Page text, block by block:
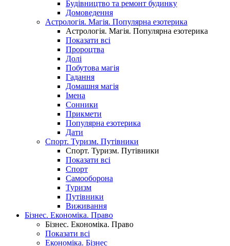
Будівництво та ремонт будинку
Домоведення
Астрологія. Магія. Популярна езотерика
Астрологія. Магія. Популярна езотерика
Показати всі
Пророцтва
Долі
Побутова магія
Гадання
Домашня магія
Імена
Сонники
Прикмети
Популярна езотерика
Дати
Спорт. Туризм. Путівники
Спорт. Туризм. Путівники
Показати всі
Спорт
Самооборона
Туризм
Путівники
Виживання
Бізнес. Економіка. Право
Бізнес. Економіка. Право
Показати всі
Економіка. Бізнес